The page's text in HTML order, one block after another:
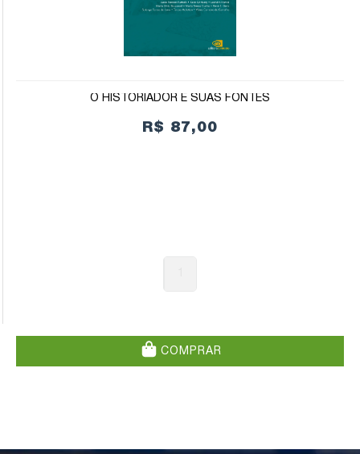
O HISTORIADOR E SUAS FONTES
R$ 87,00
COMPRAR